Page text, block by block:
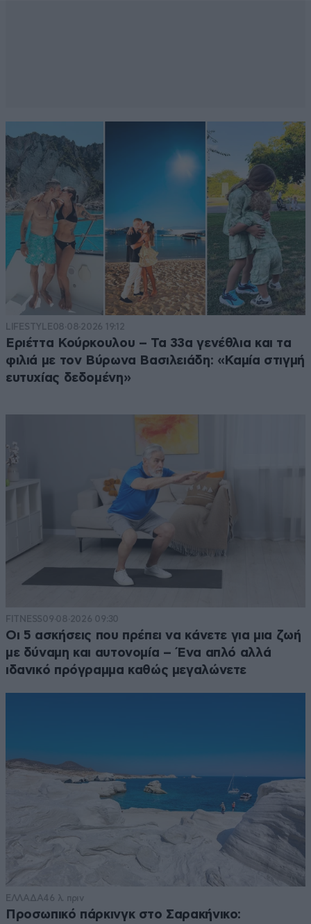
LIFESTYLE08·08·2026 19:12
Εριέττα Κούρκουλου – Τα 33α γενέθλια και τα
φιλιά με τον Βύρωνα Βασιλειάδη: «Καμία στιγμή
ευτυχίας δεδομένη»
FITNESS09·08·2026 09:30
Οι 5 ασκήσεις που πρέπει να κάνετε για μια ζωή
με δύναμη και αυτονομία – Ένα απλό αλλά
ιδανικό πρόγραμμα καθώς μεγαλώνετε
ΕΛΛΑΔΑ46 λ. πριν
Προσωπικό πάρκινγκ στο Σαρακήνικο: